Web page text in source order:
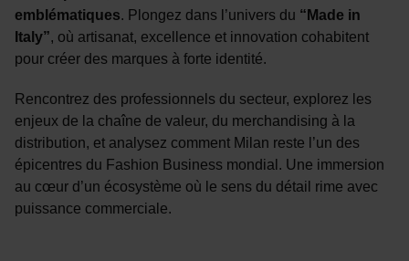
emblématiques. Plongez dans l’univers du “Made in
Italy”, où artisanat, excellence et innovation cohabitent
pour créer des marques à forte identité.
Rencontrez des professionnels du secteur, explorez les
enjeux de la chaîne de valeur, du merchandising à la
distribution, et analysez comment Milan reste l’un des
épicentres du Fashion Business mondial. Une immersion
au cœur d’un écosystème où le sens du détail rime avec
puissance commerciale.